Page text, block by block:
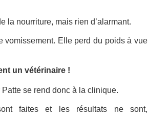
la nourriture, mais rien d’alarmant.
vomissement. Elle perd du poids à vue
un vétérinaire !
se rend donc à la clinique.
faites et les résultats ne sont,